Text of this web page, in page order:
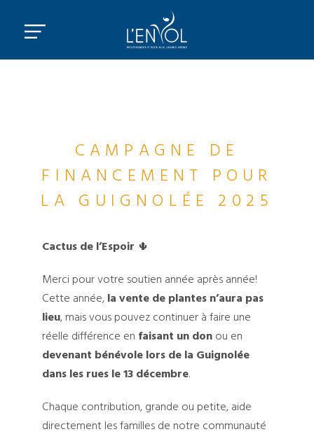
CAMPAGNE DE
FINANCEMENT POUR
LA GUIGNOLÉE 2025
Cactus de l’Espoir 🌵
Merci pour votre soutien année après année!
Cette année, la vente de plantes n’aura pas
lieu, mais vous pouvez continuer à faire une
réelle différence en faisant un don ou en
devenant bénévole lors de la Guignolée
dans les rues le 13 décembre.
Chaque contribution, grande ou petite, aide
directement les familles de notre communauté